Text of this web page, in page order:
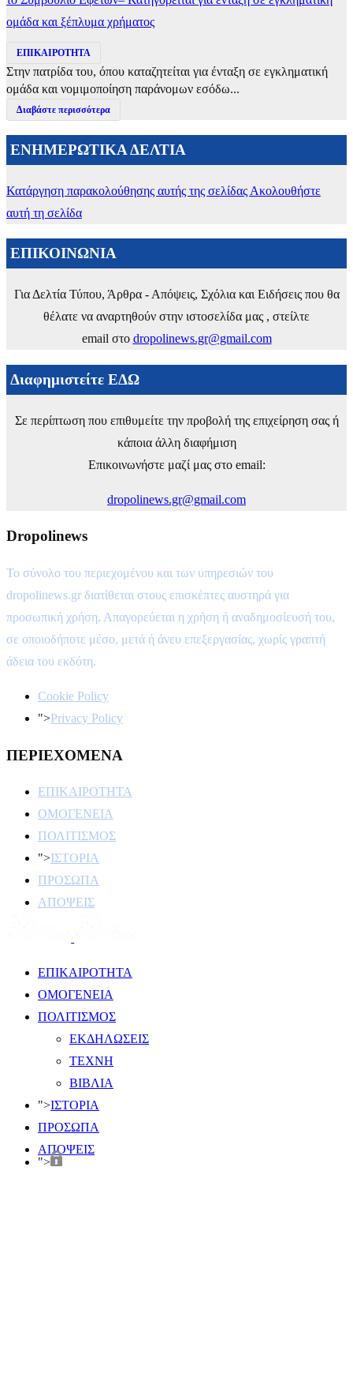
ομάδα και ξέπλυμα χρήματος
ΕΠΙΚΑΙΡΟΤΗΤΑ
Στην πατρίδα του, όπου καταζητείται για ένταξη σε εγκληματική
ομάδα και νομιμοποίηση παράνομων εσόδω...
Διαβάστε περισσότερα
ΕΝΗΜΕΡΩΤΙΚΑ ΔΕΛΤΙΑ
Κατάργηση παρακολούθησης αυτής της σελίδας Ακολουθήστε
αυτή τη σελίδα
ΕΠΙΚΟΙΝΩΝΙΑ
Για Δελτία Τύπου, Άρθρα - Απόψεις, Σχόλια και Ειδήσεις που θα
θέλατε να αναρτηθούν στην ιστοσελίδα μας , στείλτε
email στο dropolinews.gr@gmail.com
Διαφημιστείτε ΕΔΩ
Σε περίπτωση που επιθυμείτε την προβολή της επιχείρηση σας ή
κάποια άλλη διαφήμιση
Επικοινωνήστε μαζί μας στο email:
dropolinews.gr@gmail.com
Dropolinews
Το σύνολο του περιεχομένου και των υπηρεσιών του
dropolinews.gr διατίθεται στους επισκέπτες αυστηρά για
προσωπική χρήση. Απαγορεύεται η χρήση ή αναδημοσίευσή του,
σε οποιοδήποτε μέσο, μετά ή άνευ επεξεργασίας, χωρίς γραπτή
άδεια του εκδότη.
Cookie Policy
">Privacy Policy
ΠΕΡΙΕΧΟΜΕΝΑ
ΕΠΙΚΑΙΡΟΤΗΤΑ
ΟΜΟΓΕΝΕΙΑ
ΠΟΛΙΤΙΣΜΟΣ
">ΙΣΤΟΡΙΑ
ΠΡΟΣΩΠΑ
ΑΠΟΨΕΙΣ
ΕΠΙΚΑΙΡΟΤΗΤΑ
ΟΜΟΓΕΝΕΙΑ
ΠΟΛΙΤΙΣΜΟΣ
ΕΚΔΗΛΩΣΕΙΣ
ΤΕΧΝΗ
ΒΙΒΛΙΑ
">ΙΣΤΟΡΙΑ
ΠΡΟΣΩΠΑ
ΑΠΟΨΕΙΣ
">